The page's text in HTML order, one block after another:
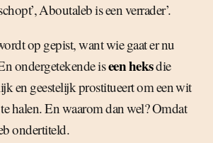
Aboutaleb is een verrader’.
op gepist, want wie gaat er nu
ondergetekende iseen heksdie
en geestelijk prostitueert om een wit
halen. En waarom dan wel? Omdat
ondertiteld.